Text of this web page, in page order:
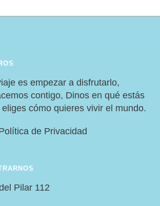
es empezar a disfrutarlo,
contigo, Dinos en qué estás
cómo quieres vivir el mundo.
de Privacidad
Pilar 112